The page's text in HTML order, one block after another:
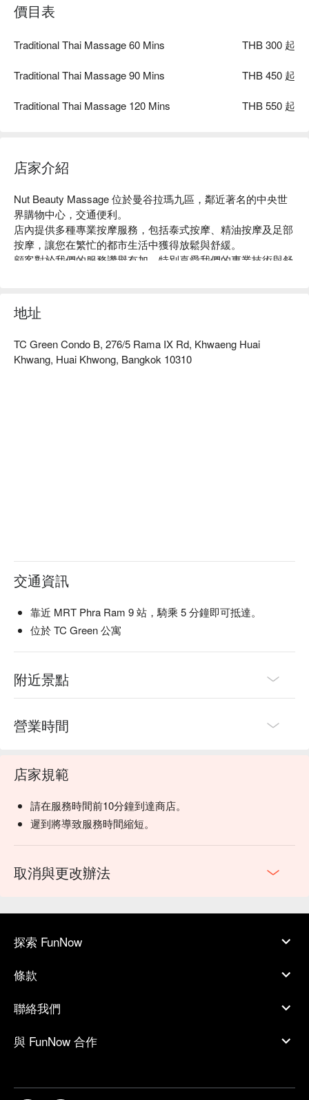
價目表
Traditional Thai Massage 60 Mins THB 300 起
Traditional Thai Massage 90 Mins THB 450 起
Traditional Thai Massage 120 Mins THB 550 起
店家介紹
Nut Beauty Massage 位於曼谷拉瑪九區，鄰近著名的中央世
界購物中心，交通便利。
店內提供多種專業按摩服務，包括泰式按摩、精油按摩及足部
按摩，讓您在繁忙的都市生活中獲得放鬆與舒緩。
顧客對於我們的服務讚譽有加，特別喜愛我們的專業技術與舒
的理想選擇。
用 FunNow 預訂立即享優惠！
地址
TC Green Condo B, 276/5 Rama IX Rd, Khwaeng Huai
Khwang, Huai Khwong, Bangkok 10310
交通資訊
靠近 MRT Phra Ram 9 站，騎乘 5 分鐘即可抵達。
位於 TC Green 公寓
附近景點
營業時間
店家規範
請在服務時間前10分鐘到達商店。
遲到將導致服務時間縮短。
取消與更改辦法
探索 FunNow
條款
聯絡我們
與 FunNow 合作